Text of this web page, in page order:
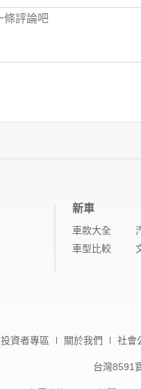
新車
車款大全
車型比較
投資者專區 關於我們 社會
台灣8591